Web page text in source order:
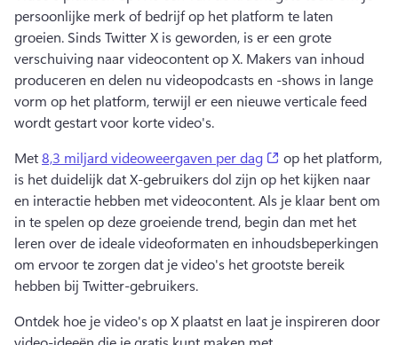
persoonlijke merk of bedrijf op het platform te laten
groeien. Sinds Twitter X is geworden, is er een grote
verschuiving naar videocontent op X. Makers van inhoud
produceren en delen nu videopodcasts en -shows in lange
vorm op het platform, terwijl er een nieuwe verticale feed
wordt gestart voor korte video's.
Met 8,3 miljard videoweergaven per dag (opens in a new
op het platform,
is het duidelijk dat X-gebruikers dol zijn op het kijken naar
en interactie hebben met videocontent. Als je klaar bent om
in te spelen op deze groeiende trend, begin dan met het
leren over de ideale videoformaten en inhoudsbeperkingen
om ervoor te zorgen dat je video's het grootste bereik
hebben bij Twitter-gebruikers.
Ontdek hoe je video's op X plaatst en laat je inspireren door